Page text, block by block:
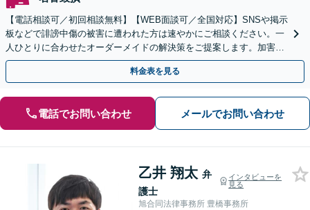
【電話相談可／初回相談無料】【WEB面談可／全国対応】SNSや掲示
板などで誹謗中傷の被害に遭われた方は速やかにご相談ください。一
人ひとりに合わせたオーダーメイドの解決策をご提案します。加害者
側からのご相談も対応いたします【浄心駅2分】
料金表を見る
電話でお問い合わせ メールでお問い合わせ
乙井 翔太 弁
護士
インタビューを
見る
旭合同法律事務所 豊橋事務所